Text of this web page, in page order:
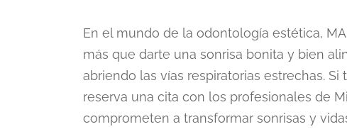
En el mundo de la odontología estética,
más que darte una sonrisa bonita y bien
abriendo las vías respiratorias estrechas. Si
reserva una cita con los profesionales de
comprometen a transformar sonrisas y